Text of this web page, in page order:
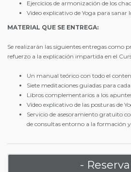
Ejercicios de armonización de los
Video explicativo de Yoga para sanar
MATERIAL QUE SE ENTREGA:
Se realizarán las siguientes entregas como
refuerzo a la explicación impartida en el
Un manual teórico con todo el
Siete meditaciones guiadas para
Libros complementarios a los
Vídeo explicativo de las posturas de
Servicio de asesoramiento gratuito
de consultas entorno a la formación
-